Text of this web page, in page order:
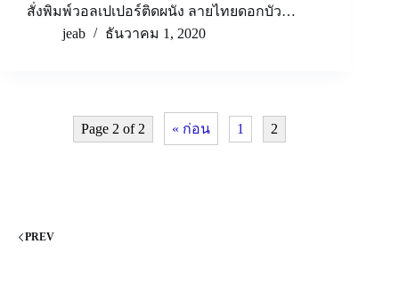
สั่งพิมพ์วอลเปเปอร์ติดผนัง ลายไทยดอกบัว…
jeab
ธันวาคม 1, 2020
Page 2 of 2 « ก่อน 1 2
PREV